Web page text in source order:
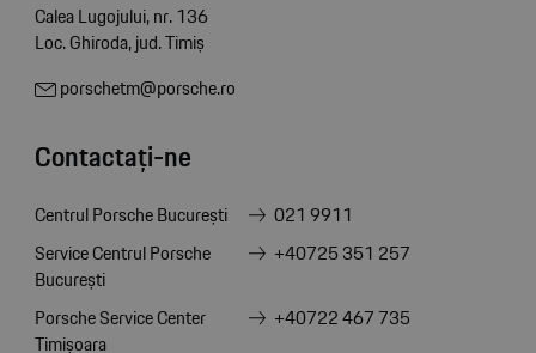
Calea Lugojului, nr. 136
Loc. Ghiroda, jud. Timiș
porschetm@porsche.ro
Contactați-ne
Centrul Porsche București
021 9911
Service Centrul Porsche
București
+40725 351 257
Porsche Service Center
Timișoara
+40722 467 735